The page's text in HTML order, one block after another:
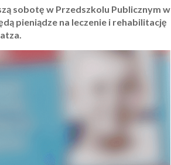
sobotę w Przedszkolu Publicznym w
pieniądze na leczenie i rehabilitację